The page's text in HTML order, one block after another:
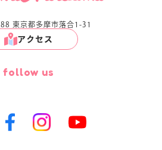
東京都多摩市落合1-31
アクセス
follow us